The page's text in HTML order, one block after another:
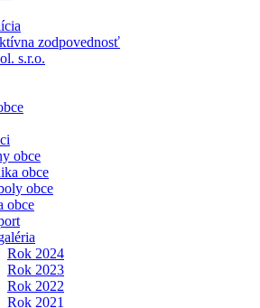
zodpovednosť
s.r.o.
obce
obce
obce
obce
Rok 2024
Rok 2023
Rok 2022
Rok 2021